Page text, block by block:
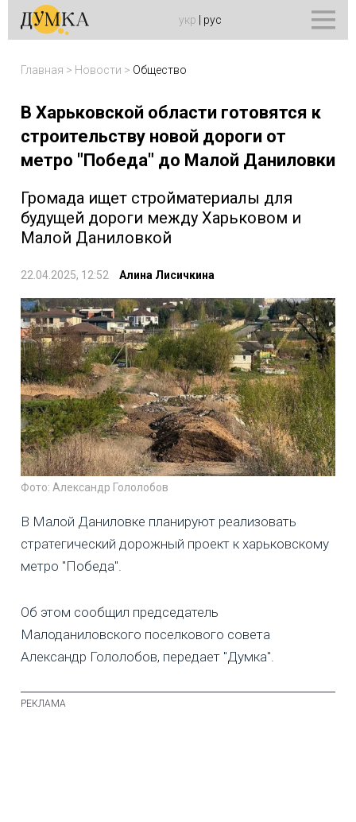
укр рус
Главная > Новости > Общество
В Харьковской области готовятся к
строительству новой дороги от
метро "Победа" до Малой Даниловки
Громада ищет стройматериалы для
будущей дороги между Харьковом и
Малой Даниловкой
22.04.2025, 12:52 Алина Лисичкина
Фото: Александр Гололобов
В Малой Даниловке планируют реализовать
стратегический дорожный проект к харьковскому
метро "Победа".
Об этом сообщил председатель
Малоданиловского поселкового совета
Александр Гололобов, передает "Думка".